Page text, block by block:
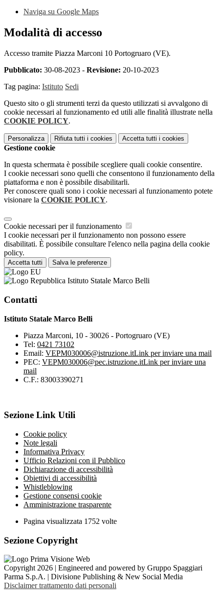
Naviga su Google Maps
Modalità di accesso
Accesso tramite Piazza Marconi 10 Portogruaro (VE).
Pubblicato: 30-08-2023 - Revisione: 20-10-2023
Tag pagina: Istituto Sedi
Questo sito o gli strumenti terzi da questo utilizzati si avvalgono di
cookie necessari al funzionamento ed utili alle finalità illustrate nella
COOKIE POLICY.
Personalizza Rifiuta tutti i cookies Accetta tutti i cookies
Gestione cookie
In questa schermata è possibile scegliere quali cookie consentire.
I cookie necessari sono quelli che consentono il funzionamento della
piattaforma e non è possibile disabilitarli.
Per conoscere quali sono i cookie necessari al funzionamento potete
visionare la COOKIE POLICY.
Cookie necessari per il funzionamento
I cookie necessari per il funzionamento non possono essere
disabilitati. È possibile consultare l'elenco nella pagina della cookie
policy.
Accetta tutti Salva le preferenze
Istituto Statale Marco Belli
Contatti
Istituto Statale Marco Belli
Piazza Marconi, 10 - 30026 - Portogruaro (VE)
Tel: 0421 73102
Email: VEPM030006@istruzione.itLink per inviare una mail
PEC: VEPM030006@pec.istruzione.itLink per inviare una
mail
C.F.: 83003390271
Sezione Link Utili
Cookie policy
Note legali
Informativa Privacy
Ufficio Relazioni con il Pubblico
Dichiarazione di accessibilità
Obiettivi di accessibilità
Whistleblowing
Gestione consensi cookie
Amministrazione trasparente
Pagina visualizzata 1752 volte
Sezione Copyright
Copyright 2026 | Engineered and powered by Gruppo Spaggiari
Parma S.p.A. | Divisione Publishing & New Social Media
Disclaimer trattamento dati personali